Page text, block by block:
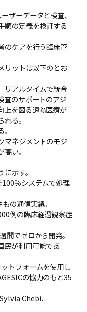
ザーデータと検査、
順の定義を検証する
のケアを行う臨床管
リットは以下のとお
リアルタイムで統合
査のサポートのアジ
上を図る遠隔医療が
る。
マネジメントのモジ
い。
示す。
％システムで処理
の通信実績。
例の臨床経過観察症
間でゼロから開発。
民が利用可能であ
トフォームを使用し
の協力のもと35
Chebi、